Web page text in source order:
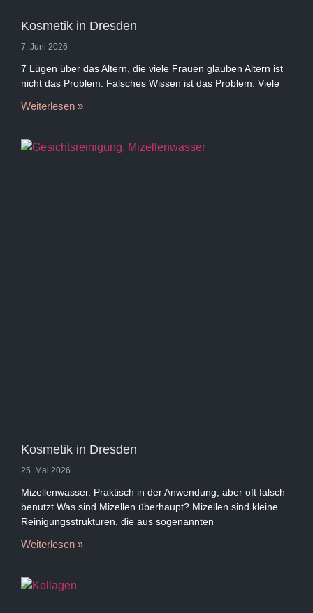
Kosmetik in Dresden
7. Juni 2026
7 Lügen über das Altern, die viele Frauen glauben Altern ist
nicht das Problem. Falsches Wissen ist das Problem. Viele
Weiterlesen »
Kosmetik in Dresden
25. Mai 2026
Mizellenwasser. Praktisch in der Anwendung, aber oft falsch
benutzt Was sind Mizellen überhaupt? Mizellen sind kleine
Reinigungsstrukturen, die aus sogenannten
Weiterlesen »